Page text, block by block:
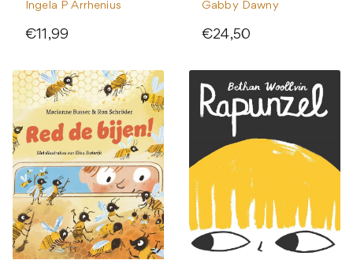
Ingela P Arrhenius
€11,99
Gabby Dawny
€24,50